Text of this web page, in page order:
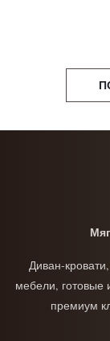
Диван-
мебели, готовые
премиум